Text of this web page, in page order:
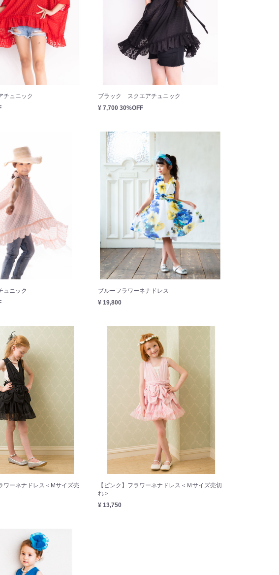
ュニック
ブラック スクエアチュニック
¥ 7,700 30%OFF
ュニック
ブルーフラワーネナドレス
¥ 19,800
ワーネナドレス＜Mサイズ売
【ピンク】フラワーネナドレス＜Ｍサイズ売切
れ＞
¥ 13,750